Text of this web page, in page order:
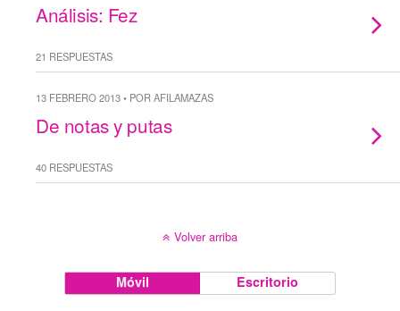
Análisis: Fez
21 RESPUESTAS
13 FEBRERO 2013 • POR AFILAMAZAS
De notas y putas
40 RESPUESTAS
Volver arriba
Móvil Escritorio